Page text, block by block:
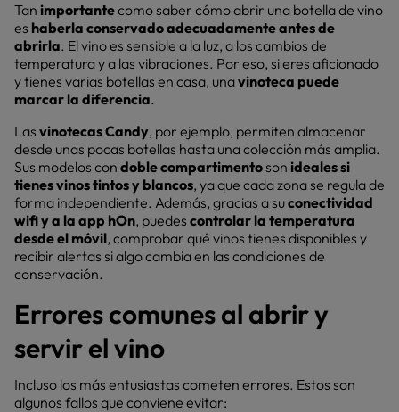
Tan importantecomo saber cómo abrir una botella de vino
es haberla conservado adecuadamente antes de
abrirla. El vino es sensible a la luz, a los cambios de
temperatura y a las vibraciones. Por eso, si eres aficionado
y tienes varias botellas en casa, unavinoteca puede
marcar la diferencia.
Las vinotecas Candy, por ejemplo, permiten almacenar
desde unas pocas botellas hasta una colección más amplia.
Sus modelos con doble compartimentoson ideales si
tienes vinos tintos y blancos, ya que cada zona se regula de
forma independiente. Además, gracias a suconectividad
wifi y a la app hOn, puedes controlar la temperatura
desde el móvil, comprobar qué vinos tienes disponibles y
recibir alertas si algo cambia en las condiciones de
conservación.
Errores comunes al abrir y
servir el vino
Incluso los más entusiastas cometen errores. Estos son
algunos fallos que conviene evitar: